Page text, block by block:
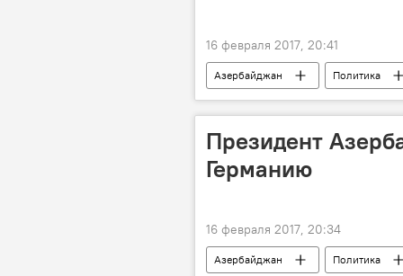
16 февраля 2017, 20:41
Азербайджан Политика
Вице-спикер Милли Меджлиса АР
Президент
Германию
16 февраля 2017, 20:34
Азербайджан Политика